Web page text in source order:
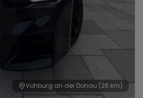
Vohburg an der Donau (26 km)